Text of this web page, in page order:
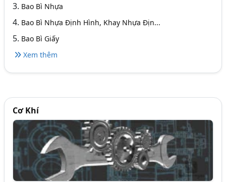
3. Bao Bì Nhựa
4. Bao Bì Nhựa Định Hình, Khay Nhựa Địn...
5. Bao Bì Giấy
Xem thêm
Cơ Khí